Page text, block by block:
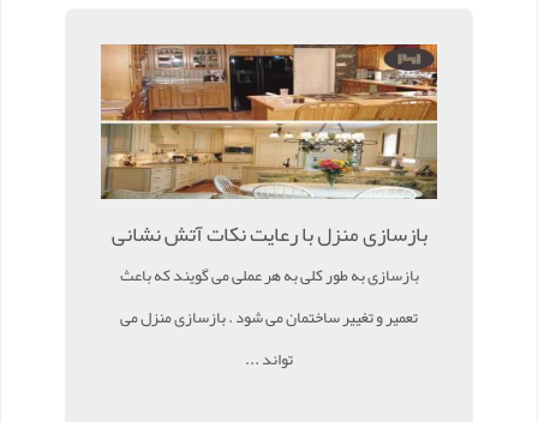
بازسازی منزل با رعایت نکات آتش نشانی
بازسازی به طور کلی به هر عملی می گویند که باعث
تعمیر و تغییر ساختمان می شود . بازسازی منزل می
تواند ...